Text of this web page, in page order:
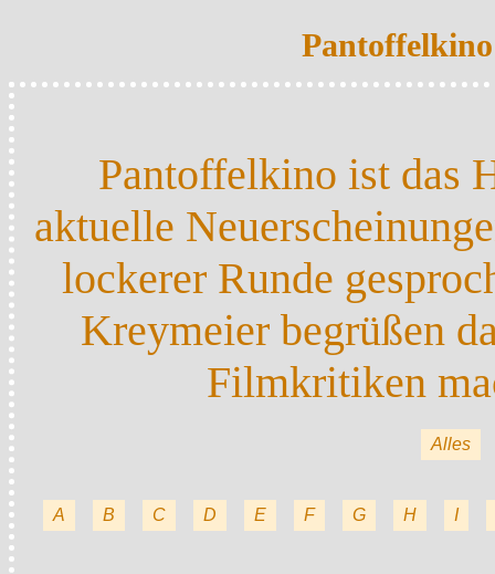
Pantoffelkino ist das
aktuelle
lockerer Runde
Kreymeier begrüßen
Filmkritiken
Alles
A B C D E F G H I